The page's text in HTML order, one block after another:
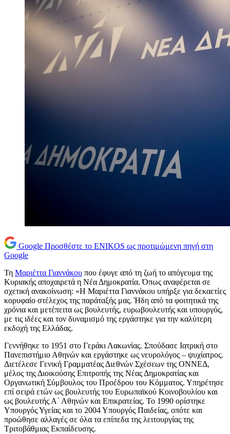
Google Προσθέστε το ENIKOS ως προτιμώμενη πηγή στη
Google
Τη Μαριέττα Γιαννάκου που έφυγε από τη ζωή το απόγευμα της
Κυριακής αποχαιρετά η Νέα Δημοκρατία. Όπως αναφέρεται σε
σχετική ανακοίνωση: «Η Μαριέττα Γιαννάκου υπήρξε για δεκαετίες
κορυφαίο στέλεχος της παράταξής μας. Ήδη από τα φοιτητικά της
χρόνια και μετέπειτα ως βουλευτής, ευρωβουλευτής και υπουργός,
με τις ιδέες και τον δυναμισμό της εργάστηκε για την καλύτερη
εκδοχή της Ελλάδας.
Γεννήθηκε το 1951 στο Γεράκι Λακωνίας. Σπούδασε Ιατρική στο
Πανεπιστήμιο Αθηνών και εργάστηκε ως νευρολόγος – ψυχίατρος.
Διετέλεσε Γενική Γραμματέας Διεθνών Σχέσεων της ΟΝΝΕΔ,
μέλος της Διοικούσης Επιτροπής της Νέας Δημοκρατίας και
Οργανωτική Σύμβουλος του Προέδρου του Κόμματος. Υπηρέτησε
επί σειρά ετών ως βουλευτής του Ευρωπαϊκού Κοινοβουλίου και
ως βουλευτής Α΄ Αθηνών και Επικρατείας. Το 1990 ορίστηκε
Υπουργός Υγείας και το 2004 Υπουργός Παιδείας, οπότε και
προώθησε αλλαγές σε όλα τα επίπεδα της λειτουργίας της
Τριτοβάθμιας Εκπαίδευσης.